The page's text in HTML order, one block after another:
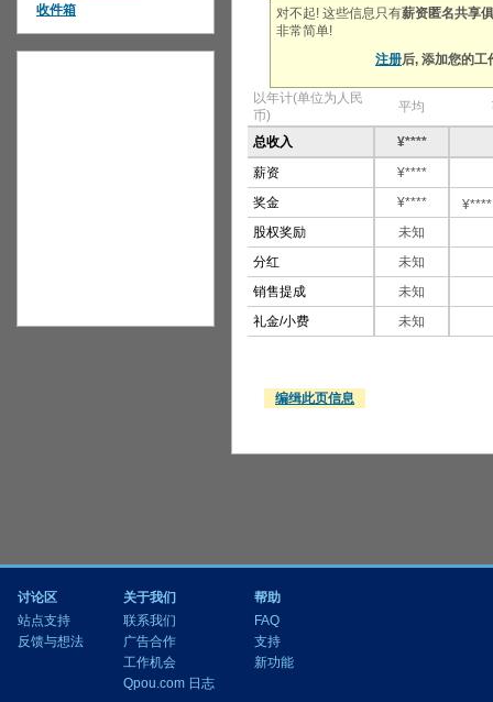
对不起! 这些信息只有薪资匿名共享
非常简单!
注册后, 添加您的
以年计(单位为人民
币)
平均
总收入
¥****
薪资
¥****
奖金
¥****
¥****
股权奖励
未知
分红
未知
销售提成
未知
礼金/小费
未知
编缉此页信息
收件箱
讨论区
站点支持
反馈与想法
关于我们
联系我们
广告合作
工作机会
Qpou.com 日志
帮助
FAQ
支持
新功能